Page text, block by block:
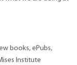
books, ePubs,
Institute